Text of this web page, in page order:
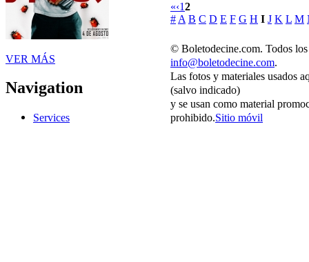
VER MÁS
Navigation
Services
«‹12
# A B C D E F G H I J K L M
© Boletodecine.com. Todos los
info@boletodecine.com.
Las fotos y materiales usados
(salvo indicado)
y se usan como material
prohibido.Sitio móvil